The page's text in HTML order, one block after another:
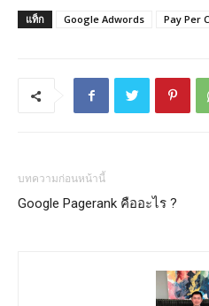
แท็ก Google Adwords Pay Per
บทความก่อนหน้านี้
Google Pagerank คืออะไร ?